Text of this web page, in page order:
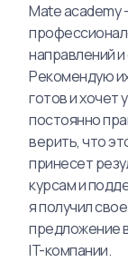
Mate academy
направлений
Рекомендую
готов и хочет
постоянно
верить, что
принесет
курсам и
я получил
предложение
IT-компании.